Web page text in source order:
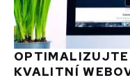
KVALITNÍ